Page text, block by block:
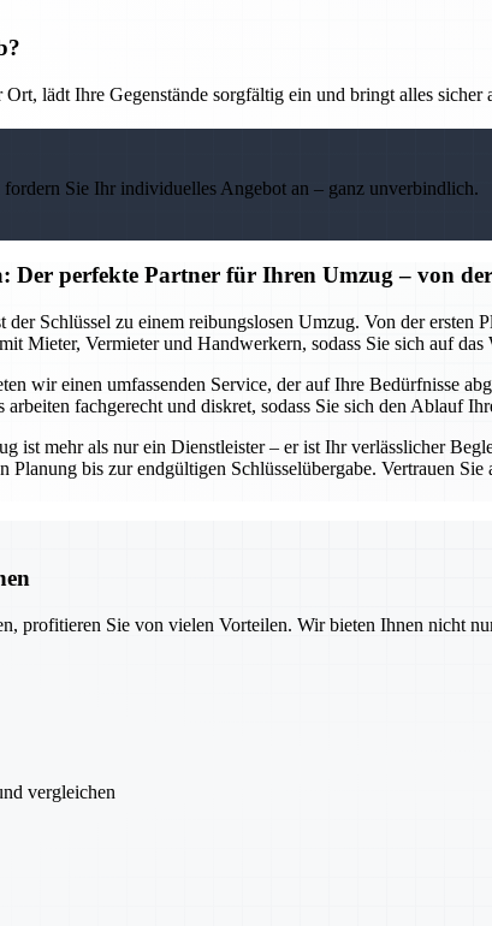
lädt Ihre Gegenstände sorgfältig ein und bringt alles
fordern Sie Ihr individuelles Angebot an – ganz unverbindlich.
Der perfekte Partner für Ihren Umzug – von
Schlüssel zu einem reibungslosen Umzug. Von der
Mieter, Vermieter und Handwerkern, sodass Sie sich auf
wir einen umfassenden Service, der auf Ihre Bedürfnisse
arbeiten fachgerecht und diskret, sodass Sie sich den Ablauf
ist mehr als nur ein Dienstleister – er ist Ihr verlässlicher
Planung bis zur endgültigen Schlüsselübergabe. Vertrauen
profitieren Sie von vielen Vorteilen. Wir bieten Ihnen nicht
vergleichen